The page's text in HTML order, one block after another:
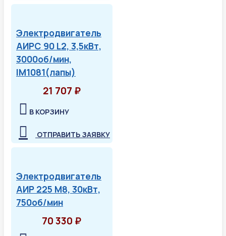
Электродвигатель
АИРС 90 L2, 3,5кВт,
3000об/мин,
IM1081(лапы)
21 707 ₽
В КОРЗИНУ
ОТПРАВИТЬ ЗАЯВКУ
Электродвигатель
АИР 225 М8, 30кВт,
750об/мин
70 330 ₽